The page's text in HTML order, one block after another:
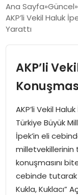
GÜNDEM
İDEAL SPOR
YAŞAM
MAGAZIN
SAĞLIK
Ana Sayfa Güncel
AKP’li Vekil Haluk
Yarattı
AKP’li
AKP’li Vekil
Türkiye Büyük
İpek’in eli
milletvekillerinin
konuşmasını
cebinde tutarak
Kukla, Kuklacı”